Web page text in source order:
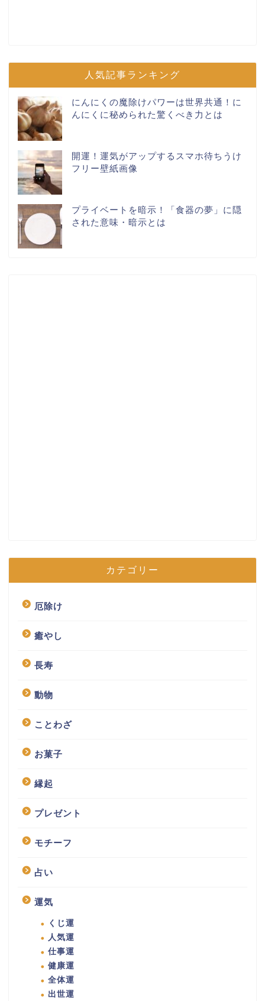
人気記事ランキング
にんにくの魔除けパワーは世界共通！に
んにくに秘められた驚くべき力とは
開運！運気がアップするスマホ待ちうけ
フリー壁紙画像
プライベートを暗示！「食器の夢」に隠
された意味・暗示とは
カテゴリー
厄除け
癒やし
長寿
動物
ことわざ
お菓子
縁起
プレゼント
モチーフ
占い
運気
くじ運
人気運
仕事運
健康運
全体運
出世運